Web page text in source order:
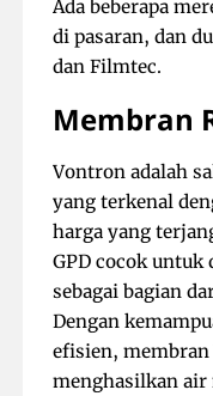
Ada beberapa
di pasaran, dan
dan Filmtec.
Membran
Vontron adalah
yang terkenal
harga yang
GPD cocok
sebagai bagian
Dengan
efisien,
menghasilkan air